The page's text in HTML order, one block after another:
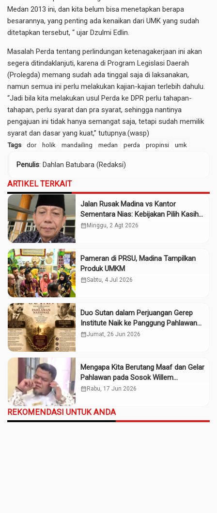
Medan 2013 ini, dan kita belum bisa menetapkan berapa
besarannya, yang penting ada kenaikan dari UMK yang sudah
ditetapkan tersebut, “ ujar Dzulmi Edlin.
Masalah Perda tentang perlindungan ketenagakerjaan ini akan
segera ditindaklanjuti, karena di Program Legislasi Daerah
(Prolegda) memang sudah ada tinggal saja di laksanakan,
namun semua ini perlu melakukan kajian-kajian terlebih dahulu.
“Jadi bila kita melakukan usul Perda ke DPR perlu tahapan-
tahapan, perlu syarat dan pra syarat, sehingga nantinya
pengajuan ini tidak hanya semangat saja, tetapi sudah memilik
syarat dan dasar yang kuat,” tutupnya.(wasp)
Tags dor holik mandailing medan perda propinsi umk
Penulis: Dahlan Batubara (Redaksi)
ARTIKEL TERKAIT
Jalan Rusak Madina vs Kantor
Sementara Nias: Kebijakan Pilih Kasih
Gubsu
calendar_month Minggu, 2 Agt 2026
Pameran di PRSU, Madina Tampilkan
Produk UMKM
calendar_monthSabtu, 4 Jul 2026
Duo Sutan dalam Perjuangan Gerep
Institute Naik ke Panggung Pahlawan
Nasional
calendar_monthJumat, 26 Jun 2026
Mengapa Kita Berutang Maaf dan Gelar
Pahlawan pada Sosok Willem
Iskander?
calendar_month Rabu, 17 Jun 2026
REKOMENDASI UNTUK ANDA